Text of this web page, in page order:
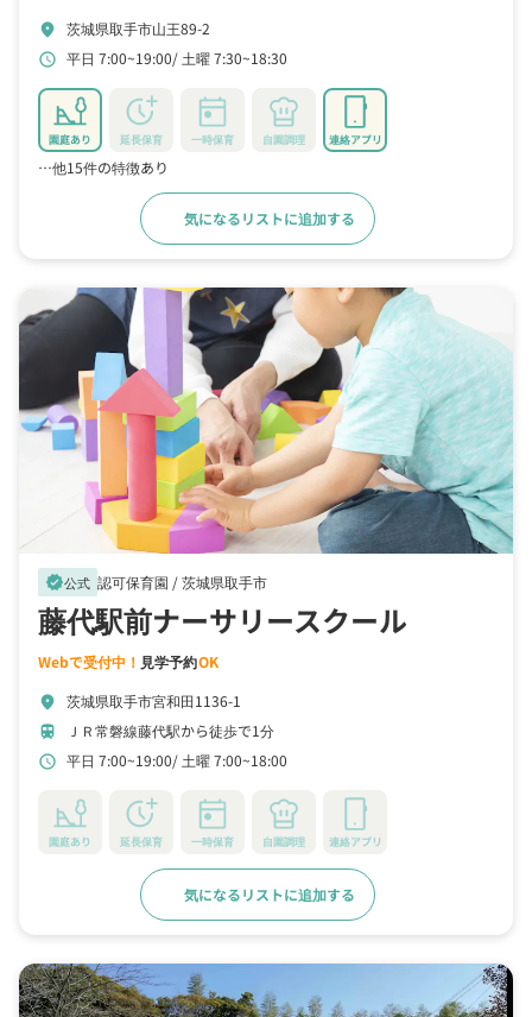
location_on 茨城県取手市山王89-2
schedule 平日 7:00~19:00 土曜 7:30~18:30
園庭あり 延長保育 一時保育 自園調理 連絡アプリ
…他15件の特徴あり
気になるリストに追加する
verified公式 認可保育園 /茨城県取手市
藤代駅前ナーサリースクール
Webで受付中！ 見学予約OK
location_on 茨城県取手市宮和田1136-1
train ＪＲ常磐線藤代駅から徒歩で1分
schedule 平日 7:00~19:00 土曜 7:00~18:00
園庭あり 延長保育 一時保育 自園調理 連絡アプリ
気になるリストに追加する